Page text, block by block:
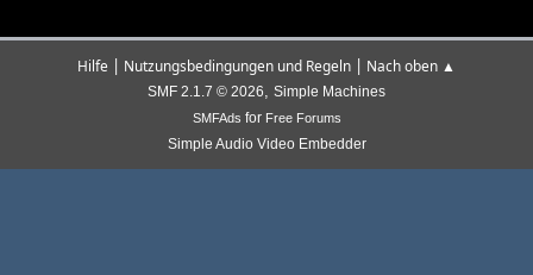
Hilfe | Nutzungsbedingungen und Regeln | Nach oben ▲
SMF 2.1.7 © 2026, Simple Machines
SMFAds for Free Forums
Simple Audio Video Embedder